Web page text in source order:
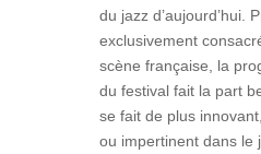
du jazz d’aujourd’hui.
exclusivement
scène française, la
du festival fait la part
se fait de plus
ou impertinent dans le